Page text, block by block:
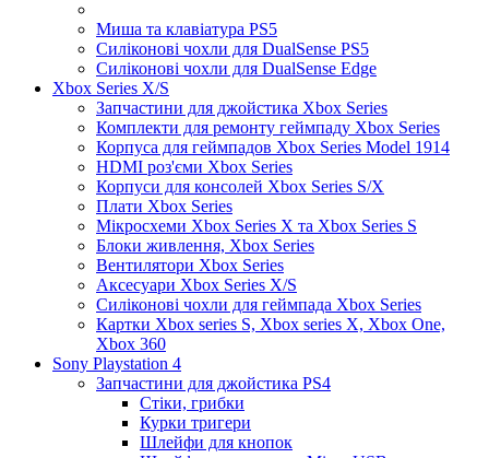
Миша та клавіатура PS5
Силіконові чохли для DualSense PS5
Силіконові чохли для DualSense Edge
Xbox Series X/S
Запчастини для джойстика Xbox Series
Комплекти для ремонту геймпаду Xbox Series
Корпуса для геймпадов Xbox Series Model 1914
HDMI роз'єми Xbox Series
Корпуси для консолей Xbox Series S/X
Плати Xbox Series
Мікросхеми Xbox Series X та Xbox Series S
Блоки живлення, Xbox Series
Вентилятори Xbox Series
Аксесуари Xbox Series X/S
Силіконові чохли для геймпада Xbox Series
Картки Xbox series S, Xbox series X, Xbox One,
Xbox 360
Sony Playstation 4
Запчастини для джойстика PS4
Стіки, грибки
Курки тригери
Шлейфи для кнопок